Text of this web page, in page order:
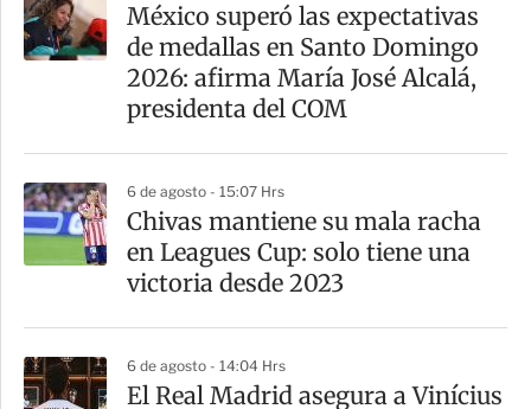
México superó las expectativas
de medallas en Santo Domingo
2026: afirma María José Alcalá,
presidenta del COM
6 de agosto - 15:07 Hrs
Chivas mantiene su mala racha
en Leagues Cup: solo tiene una
victoria desde 2023
6 de agosto - 14:04 Hrs
El Real Madrid asegura a Vinícius